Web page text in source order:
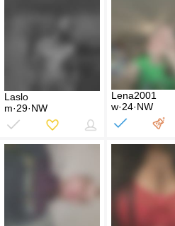
Laslo
m·29·NW
Lena2001
w·24·NW